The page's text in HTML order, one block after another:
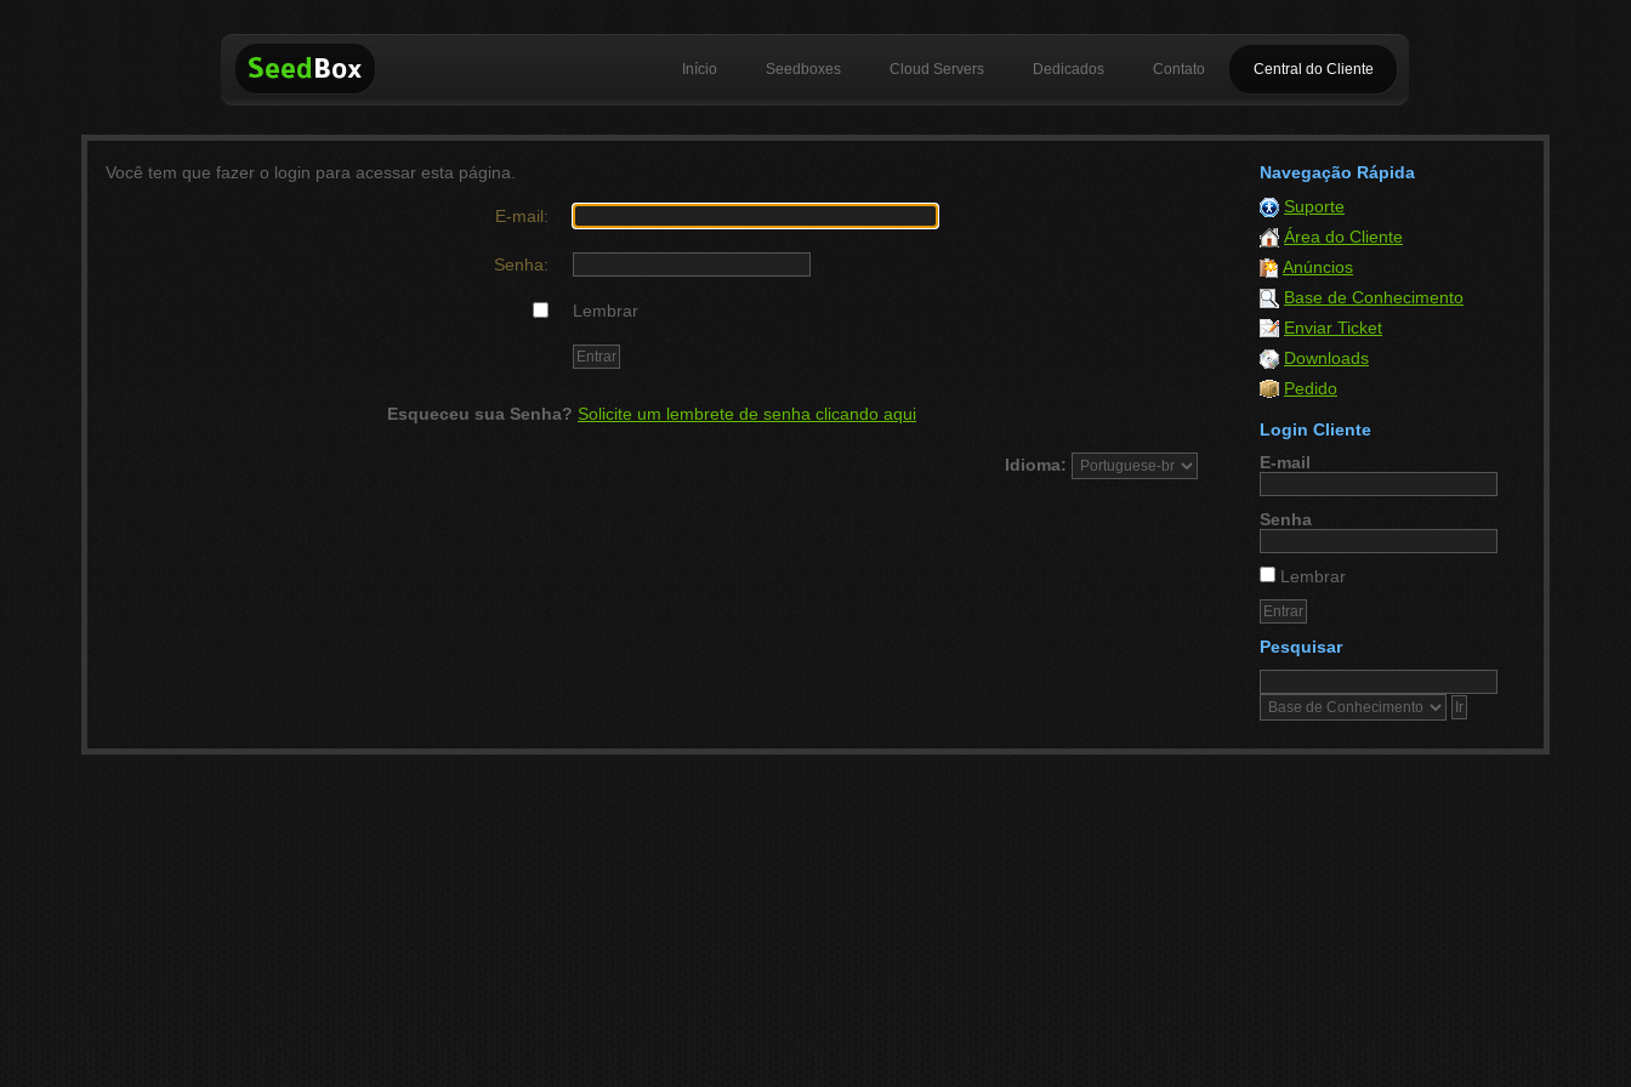
Início Seedboxes Cloud Servers Dedicados Contato Central do Cliente
Você tem que fazer o login para acessar esta página.
E-mail:
Senha:
Lembrar
Esqueceu sua Senha? Solicite um lembrete de senha clicando aqui
Idioma:
Navegação Rápida
Suporte
Área do Cliente
Anúncios
Base de Conhecimento
Enviar Ticket
Downloads
Pedido
Login Cliente
E-mail
Senha
Lembrar
Pesquisar